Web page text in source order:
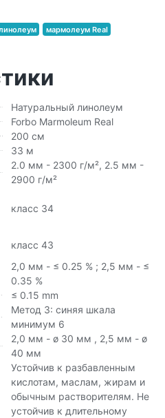
мармолеум Real
Натуральный линолеум
Forbo Marmoleum Real
200 см
33 м
2.0 мм - 2300 г/м², 2.5 мм -
2900 г/м²
класс 34
класс 43
2,0 мм - ≤ 0.25 % ; 2,5 мм - ≤
0.35 %
≤ 0.15 mm
Метод 3: синяя шкала
минимум 6
2,0 мм - ø 30 мм , 2,5 мм - ø
40 мм
Устойчив к разбавленным
кислотам, маслам, жирам и
обычным растворителям. Не
устойчив к длительному